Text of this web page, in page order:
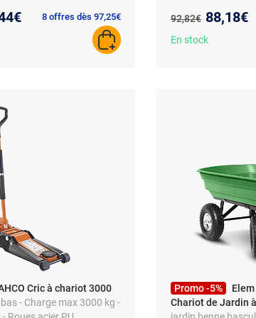
prix :
8 offres dès 97,25€
AJOUTER AU PANIER
Ancien prix :
92,82€ 88,18€
En stock
Cric à chariot 3000
- Charge max 3000 kg -
Promo -5%
Chariot de Jardin